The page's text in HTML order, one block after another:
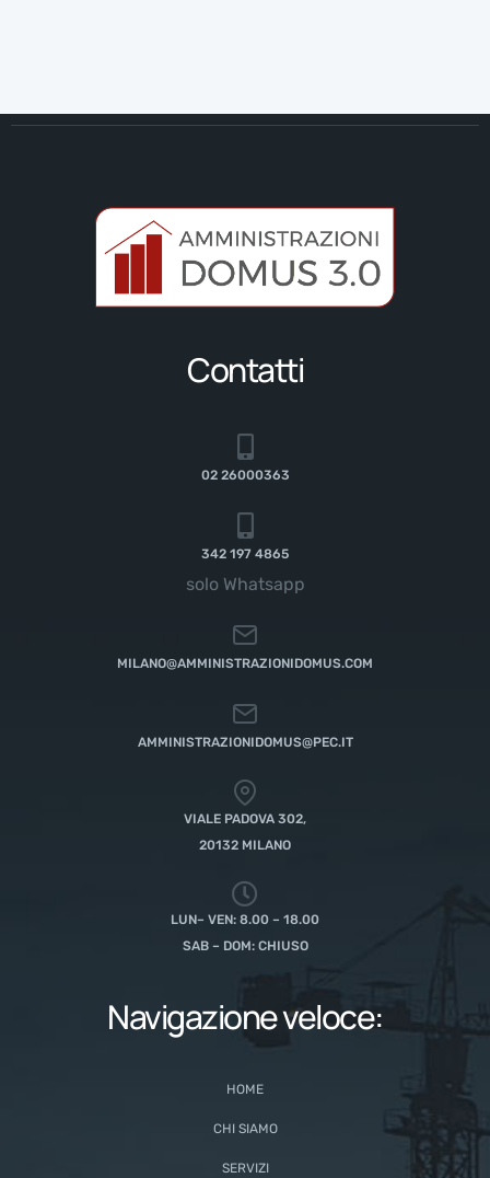
Contatti
02 26000363
342 197 4865
solo Whatsapp
MILANO@AMMINISTRAZIONIDOMUS.COM
AMMINISTRAZIONIDOMUS@PEC.IT
VIALE PADOVA 302,
20132 MILANO
LUN– VEN: 8.00 – 18.00
SAB – DOM: CHIUSO
Navigazione veloce:
HOME
CHI SIAMO
SERVIZI